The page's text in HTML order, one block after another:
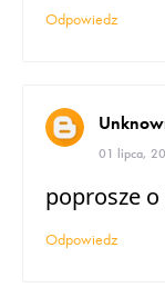
Odpowiedz
01 lipca,
poprosze
Odpowiedz